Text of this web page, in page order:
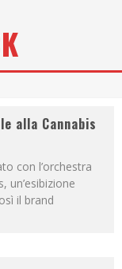
alla Cannabis
con l’orchestra
un’esibizione
il brand